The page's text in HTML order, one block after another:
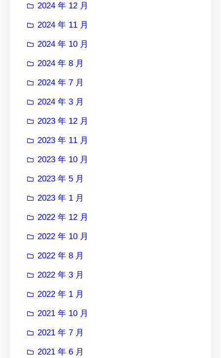
2024 年 12 月
2024 年 11 月
2024 年 10 月
2024 年 8 月
2024 年 7 月
2024 年 3 月
2023 年 12 月
2023 年 11 月
2023 年 10 月
2023 年 5 月
2023 年 1 月
2022 年 12 月
2022 年 10 月
2022 年 8 月
2022 年 3 月
2022 年 1 月
2021 年 10 月
2021 年 7 月
2021 年 6 月